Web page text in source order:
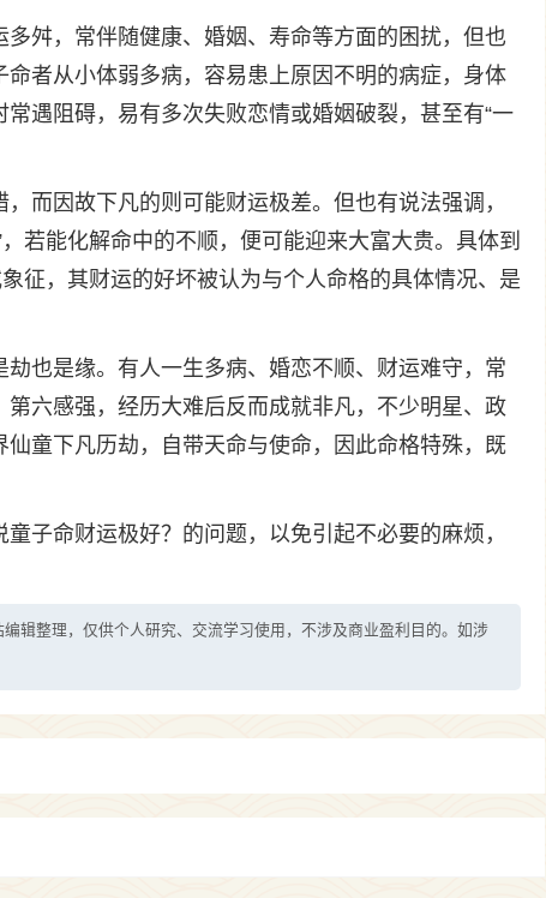
舛，常伴随健康、婚姻、寿命等方面的困扰，但也
者从小体弱多病，容易患上原因不明的病症，身体
遇阻碍，易有多次失败恋情或婚姻破裂，甚至有“一
而因故下凡的则可能财运极差。但也有说法强调，
若能化解命中的不顺，便可能迎来大富大贵。具体到
征，其财运的好坏被认为与个人命格的具体情况、是
也是缘。有人一生多病、婚恋不顺、财运难守，常
六感强，经历大难后反而成就非凡，不少明星、政
童下凡历劫，自带天命与使命，因此命格特殊，既
子命财运极好？的问题，以免引起不必要的麻烦，
辑整理，仅供个人研究、交流学习使用，不涉及商业盈利目的。如涉